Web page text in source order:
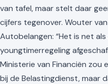
van tafel, maar stelt daar
cijfers tegenover. Wouter
Autobelangen: “Het is net
youngtimerregeling
Ministerie van Financiën zou
bij de Belastingdienst, maar